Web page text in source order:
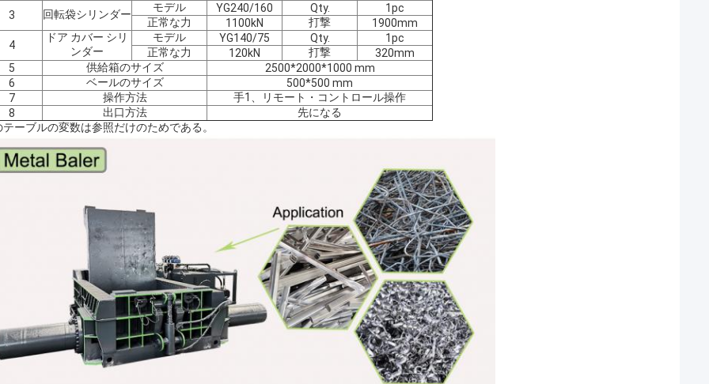
3
回転袋シリンダー
モデル YG240/160 Qty.
1pc
正常な力
1100kN 打撃
1900mm
4
ドア カバー シリ
ンダー
モデル YG140/75 Qty.
1pc
正常な力
120kN 打撃
320mm
5
供給箱のサイズ
2500*2000*1000 mm
6
ベールのサイズ
500*500 mm
7
操作方法
手1、リモート・コントロール操作
8
出口方法
先になる
テーブルの変数は参照だけのためである。